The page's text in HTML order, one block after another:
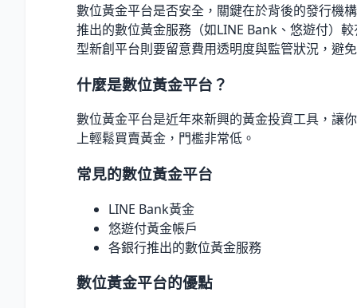
數位黃金平台是否安全，關鍵在於背後的發行機
推出的數位黃金服務（如LINE Bank、悠遊付）
型新創平台則要留意費用透明度與監管狀況，避
什麼是數位黃金平台？
數位黃金平台是近年來新興的黃金投資工具，讓
上輕鬆買賣黃金，門檻非常低。
常見的數位黃金平台
LINE Bank黃金
悠遊付黃金帳戶
各銀行推出的數位黃金服務
數位黃金平台的優點